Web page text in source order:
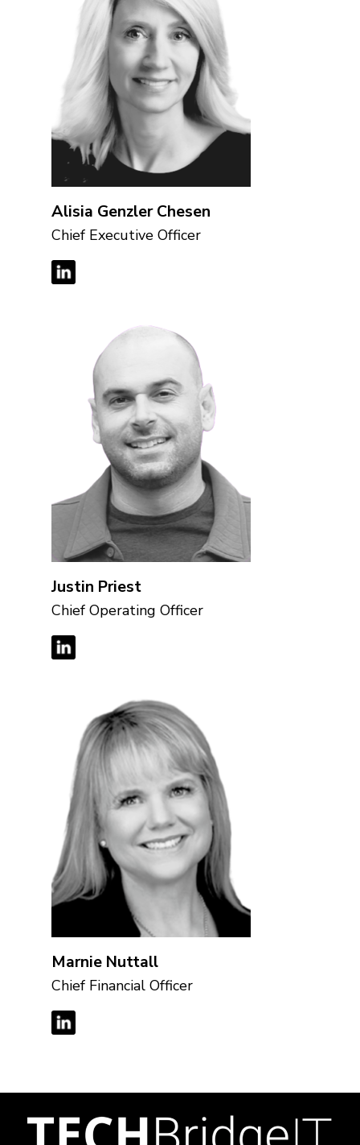
Alisia Genzler Chesen
Chief Executive Officer
Justin Priest
Chief Operating Officer
Marnie Nuttall
Chief Financial Officer